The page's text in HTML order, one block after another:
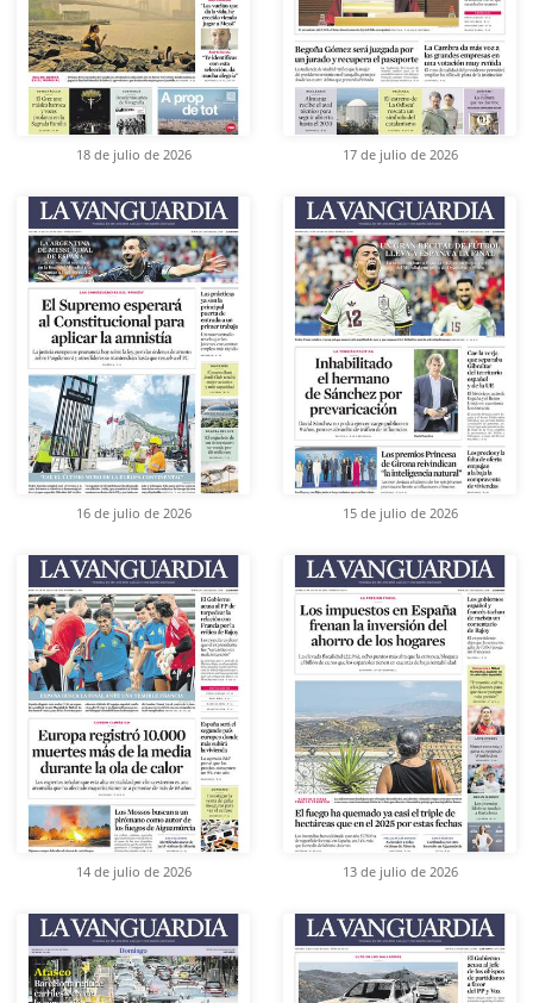
18 de julio de 2026 17 de julio de 2026
16 de julio de 2026 15 de julio de 2026
14 de julio de 2026 13 de julio de 2026